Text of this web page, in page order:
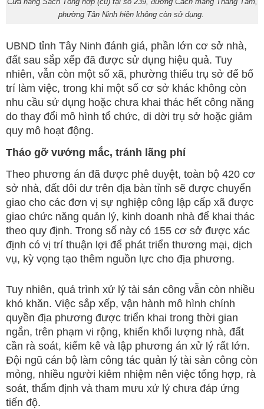
phường Tân Ninh hiện không còn sử dụng.
UBND tỉnh Tây Ninh đánh giá, phần lớn cơ sở nhà,
đất sau sắp xếp đã được sử dụng hiệu quả. Tuy
nhiên, vẫn còn một số xã, phường thiếu trụ sở để bố
trí làm việc, trong khi một số cơ sở khác không còn
nhu cầu sử dụng hoặc chưa khai thác hết công năng
do thay đổi mô hình tổ chức, di dời trụ sở hoặc giảm
quy mô hoạt động.
Tháo gỡ vướng mắc, tránh lãng phí
Theo phương án đã được phê duyệt, toàn bộ 420 cơ
sở nhà, đất dôi dư trên địa bàn tỉnh sẽ được chuyển
giao cho các đơn vị sự nghiệp công lập cấp xã được
giao chức năng quản lý, kinh doanh nhà để khai thác
theo quy định. Trong số này có 155 cơ sở được xác
định có vị trí thuận lợi để phát triển thương mại, dịch
vụ, kỳ vọng tạo thêm nguồn lực cho địa phương.
Tuy nhiên, quá trình xử lý tài sản công vẫn còn nhiều
khó khăn. Việc sắp xếp, vận hành mô hình chính
quyền địa phương được triển khai trong thời gian
ngắn, trên phạm vi rộng, khiến khối lượng nhà, đất
cần rà soát, kiểm kê và lập phương án xử lý rất lớn.
Đội ngũ cán bộ làm công tác quản lý tài sản công còn
mỏng, nhiều người kiêm nhiệm nên việc tổng hợp, rà
soát, thẩm định và tham mưu xử lý chưa đáp ứng
tiến độ.